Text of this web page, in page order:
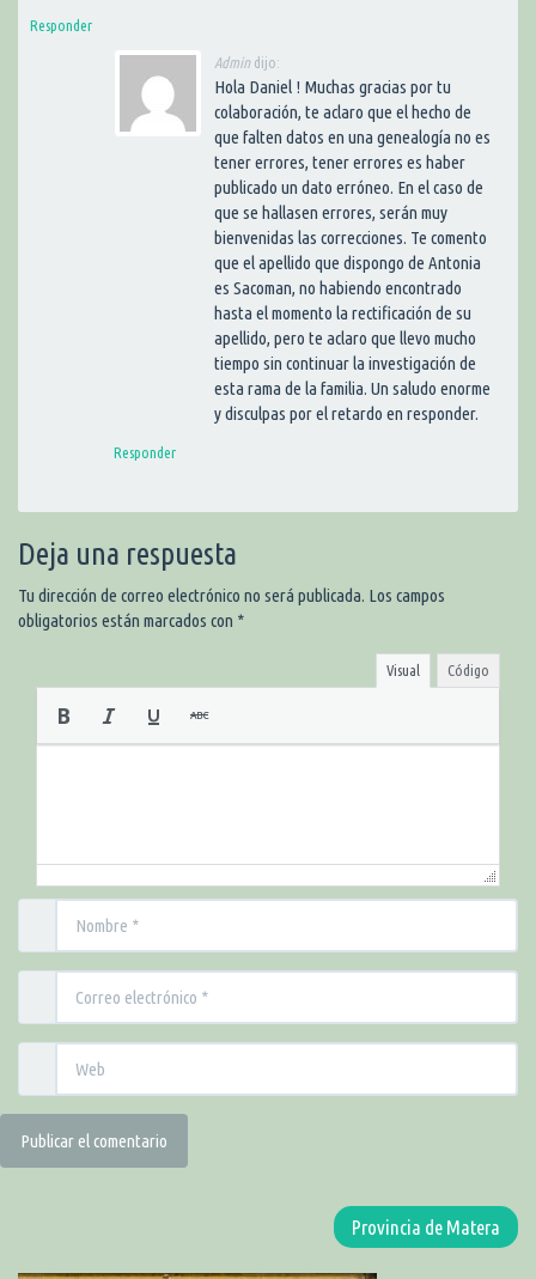
Responder
Admin dijo:
Hola Daniel ! Muchas gracias por tu
colaboración, te aclaro que el hecho de
que falten datos en una genealogía no es
tener errores, tener errores es haber
publicado un dato erróneo. En el caso de
que se hallasen errores, serán muy
bienvenidas las correcciones. Te comento
que el apellido que dispongo de Antonia
es Sacoman, no habiendo encontrado
hasta el momento la rectificación de su
apellido, pero te aclaro que llevo mucho
tiempo sin continuar la investigación de
esta rama de la familia. Un saludo enorme
y disculpas por el retardo en responder.
Responder
Deja una respuesta
Tu dirección de correo electrónico no será publicada. Los campos
obligatorios están marcados con *
Visual Código
Provincia de Matera